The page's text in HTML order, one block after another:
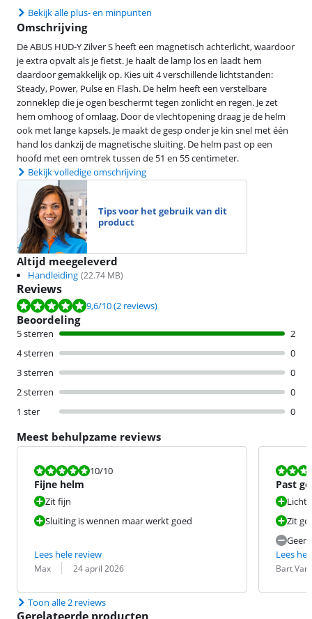
Bekijk alle plus- en minpunten
Omschrijving
De ABUS HUD-Y Zilver S heeft een magnetisch achterlicht, waardoor
je extra opvalt als je fietst. Je haalt de lamp los en laadt hem
daardoor gemakkelijk op. Kies uit 4 verschillende lichtstanden:
Steady, Power, Pulse en Flash. De helm heeft een verstelbare
zonneklep die je ogen beschermt tegen zonlicht en regen. Je zet
hem omhoog of omlaag. Door de vlechtopening draag je de helm
ook met lange kapsels. Je maakt de gesp onder je kin snel met één
hand los dankzij de magnetische sluiting. De helm past op een
hoofd met een omtrek tussen de 51 en 55 centimeter.
Bekijk volledige omschrijving
Tips voor het gebruik van dit
product
Altijd meegeleverd
Handleiding (22.74 MB)
Reviews
Beoordeling is 9,6 van de 10, gebaseerd op 2 reviews.
9,6/10(2 reviews)
Beoordeling
5 sterren
2
4 sterren
0
3 sterren
0
2 sterren
0
1 ster
0
Meest behulpzame reviews
Beoordeling is 10 van de 10.
10/10
Fijne helm
Zit fijn
Sluiting is wennen maar werkt goed
Lees hele review
Beoordeling door:
Max
Datum: 24 april 2026
Past
Zit
Lees
Bart
Datum:
Toon alle 2 reviews